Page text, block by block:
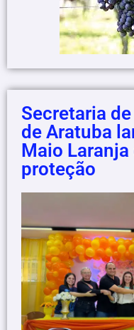
Secretaria
de Aratuba
Maio
proteção